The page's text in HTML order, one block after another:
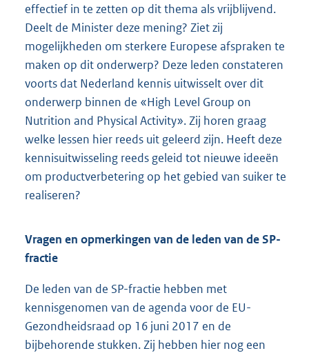
effectief in te zetten op dit thema als vrijblijvend.
Deelt de Minister deze mening? Ziet zij
mogelijkheden om sterkere Europese afspraken te
maken op dit onderwerp? Deze leden constateren
voorts dat Nederland kennis uitwisselt over dit
onderwerp binnen de «High Level Group on
Nutrition and Physical Activity». Zij horen graag
welke lessen hier reeds uit geleerd zijn. Heeft deze
kennisuitwisseling reeds geleid tot nieuwe ideeën
om productverbetering op het gebied van suiker te
realiseren?
Vragen en opmerkingen van de leden van de SP-
fractie
De leden van de SP-fractie hebben met
kennisgenomen van de agenda voor de EU-
Gezondheidsraad op 16 juni 2017 en de
bijbehorende stukken. Zij hebben hier nog een